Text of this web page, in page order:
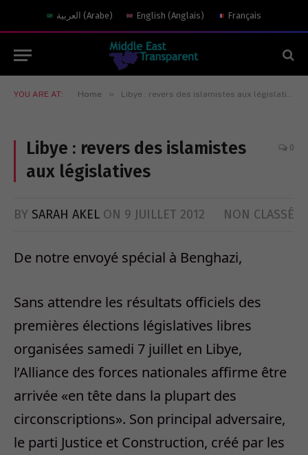
العربية (Arabe) English (Anglais) Français
YOU ARE AT: Home » Libye : revers des islamistes aux législatives
Libye : revers des islamistes
aux législatives
0
BY SARAH AKEL ON 9 JUILLET 2012 NON CLASSÉ
De notre envoyé spécial à Benghazi,
Sans attendre les résultats officiels des
premières élections législatives libres
organisées samedi 7 juillet en Libye,
l’Alliance des forces nationales affirme être
arrivée «en tête dans la plupart des
circonscriptions». Son principal adversaire,
le parti Justice et Construction, créé par les